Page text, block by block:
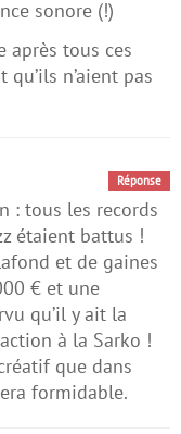
sonore (!)
après tous ces
qu’ils n’aient pas
Réponse
: tous les records
étaient battus !
et de gaines
€ et une
qu’il y ait la
à la Sarko !
que dans
formidable.